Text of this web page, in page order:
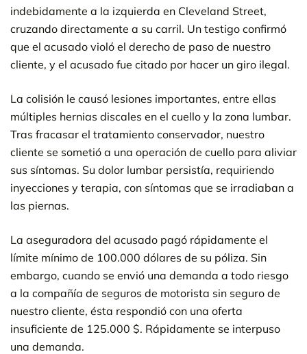
indebidamente a la izquierda en Cleveland Street,
cruzando directamente a su carril. Un testigo confirmó
que el acusado violó el derecho de paso de nuestro
cliente, y el acusado fue citado por hacer un giro ilegal.
La colisión le causó lesiones importantes, entre ellas
múltiples hernias discales en el cuello y la zona lumbar.
Tras fracasar el tratamiento conservador, nuestro
cliente se sometió a una operación de cuello para aliviar
sus síntomas. Su dolor lumbar persistía, requiriendo
inyecciones y terapia, con síntomas que se irradiaban a
las piernas.
La aseguradora del acusado pagó rápidamente el
límite mínimo de 100.000 dólares de su póliza. Sin
embargo, cuando se envió una demanda a todo riesgo
a la compañía de seguros de motorista sin seguro de
nuestro cliente, ésta respondió con una oferta
insuficiente de 125.000 $. Rápidamente se interpuso
una demanda.